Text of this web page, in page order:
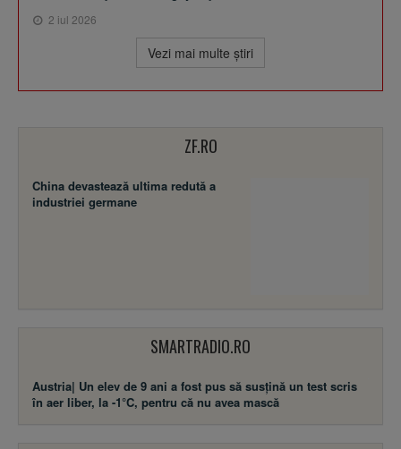
2 iul 2026
Vezi mai multe ştiri
ZF.RO
China devastează ultima redută a
industriei germane
SMARTRADIO.RO
Austria| Un elev de 9 ani a fost pus să susţină un test scris
în aer liber, la -1°C, pentru că nu avea mască